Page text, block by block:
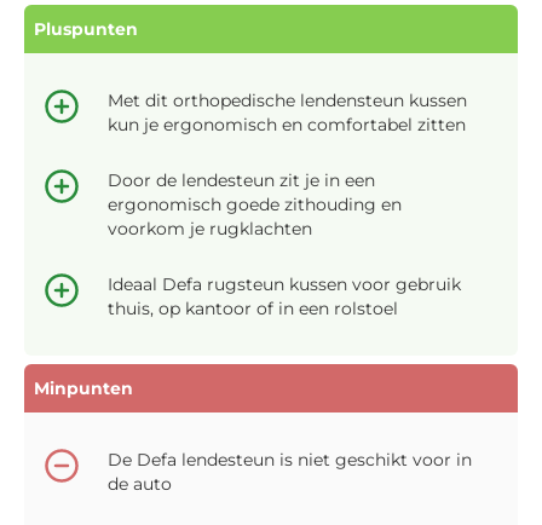
Pluspunten
Met dit orthopedische lendensteun kussen
kun je ergonomisch en comfortabel zitten
Door de lendesteun zit je in een
ergonomisch goede zithouding en
voorkom je rugklachten
Ideaal Defa rugsteun kussen voor gebruik
thuis, op kantoor of in een rolstoel
Minpunten
De Defa lendesteun is niet geschikt voor in
de auto